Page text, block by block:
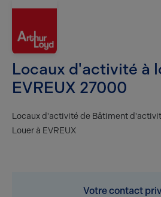
Locaux d'activité à
EVREUX 27000
Locaux d'activité de Bâtiment
Louer à EVREUX
Votre contact